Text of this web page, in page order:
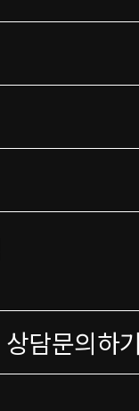
상담문의하